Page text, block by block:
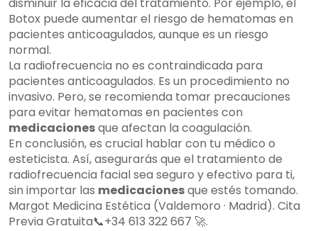
disminuir la eficacia del tratamiento. Por ejemplo, el
Botox puede aumentar el riesgo de hematomas en
pacientes anticoagulados, aunque es un riesgo
normal.
La radiofrecuencia no es contraindicada para
pacientes anticoagulados. Es un procedimiento no
invasivo. Pero, se recomienda tomar precauciones
para evitar hematomas en pacientes con
medicacionesque afectan la coagulación.
En conclusión, es crucial hablar con tu médico o
esteticista. Así, asegurarás que el tratamiento de
radiofrecuencia facial sea seguro y efectivo para ti,
sin importar las medicacionesque estés tomando.
Margot Medicina Estética (Valdemoro · Madrid). Cita
Previa Gratuita📞+34 613 322 667 🚀.